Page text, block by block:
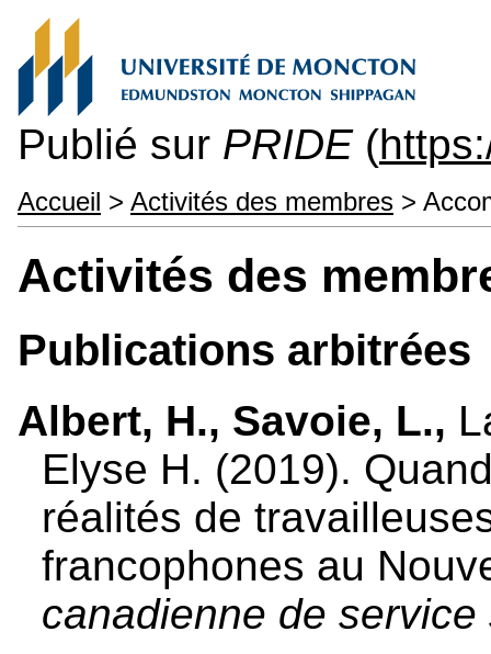
Publié sur PRIDE(
Accueil > Activités des membres >
Activités des
Publications arbitrées
Albert, H., Savoie, L.,
Elyse H. (2019).
réalités de
francophones au
canadienne de